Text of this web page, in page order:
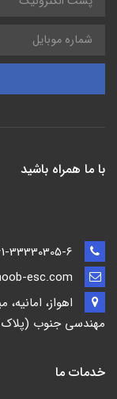
با ما همراه باشید
اهواز،
مهندسی جنوب (پلاک 14)
خدمات ما